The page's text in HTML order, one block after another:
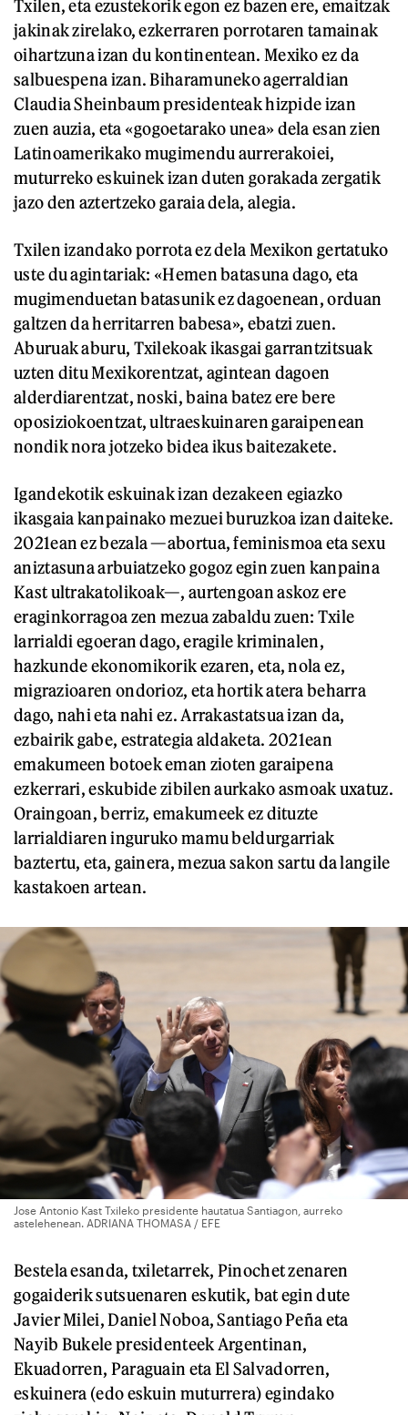
Txilen, eta ezustekorik egon ez bazen ere, emaitzak
jakinak zirelako, ezkerraren porrotaren tamainak
oihartzuna izan du kontinentean. Mexiko ez da
salbuespena izan. Biharamuneko agerraldian
Claudia Sheinbaum presidenteak hizpide izan
zuen auzia, eta «gogoetarako unea» dela esan zien
Latinoamerikako mugimendu aurrerakoiei,
muturreko eskuinek izan duten gorakada zergatik
jazo den aztertzeko garaia dela, alegia.
Txilen izandako porrota ez dela Mexikon gertatuko
uste du agintariak: «Hemen batasuna dago, eta
mugimenduetan batasunik ez dagoenean, orduan
galtzen da herritarren babesa», ebatzi zuen.
Aburuak aburu, Txilekoak ikasgai garrantzitsuak
uzten ditu Mexikorentzat, agintean dagoen
alderdiarentzat, noski, baina batez ere bere
oposiziokoentzat, ultraeskuinaren garaipenean
nondik nora jotzeko bidea ikus baitezakete.
Igandekotik eskuinak izan dezakeen egiazko
ikasgaia kanpainako mezuei buruzkoa izan daiteke.
2021ean ez bezala —abortua, feminismoa eta sexu
aniztasuna arbuiatzeko gogoz egin zuen kanpaina
Kast ultrakatolikoak—, aurtengoan askoz ere
eraginkorragoa zen mezua zabaldu zuen: Txile
larrialdi egoeran dago, eragile kriminalen,
hazkunde ekonomikorik ezaren, eta, nola ez,
migrazioaren ondorioz, eta hortik atera beharra
dago, nahi eta nahi ez. Arrakastatsua izan da,
ezbairik gabe, estrategia aldaketa. 2021ean
emakumeen botoek eman zioten garaipena
ezkerrari, eskubide zibilen aurkako asmoak uxatuz.
Oraingoan, berriz, emakumeek ez dituzte
larrialdiaren inguruko mamu beldurgarriak
baztertu, eta, gainera, mezua sakon sartu da langile
kastakoen artean.
Jose Antonio Kast Txileko presidente hautatua Santiagon, aurreko
astelehenean. ADRIANA THOMASA / EFE
Bestela esanda, txiletarrek, Pinochet zenaren
gogaiderik sutsuenaren eskutik, bat egin dute
Javier Milei, Daniel Noboa, Santiago Peña eta
Nayib Bukele presidenteek Argentinan,
Ekuadorren, Paraguain eta El Salvadorren,
eskuinera (edo eskuin muturrera) egindako